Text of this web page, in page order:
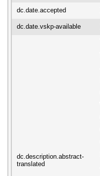
dc.date.accepted
dc.date.vskp-available
dc.description.abstract-
translated